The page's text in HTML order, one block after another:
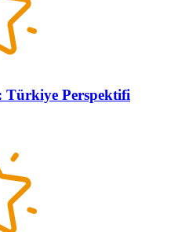
Türkiye Perspektifi